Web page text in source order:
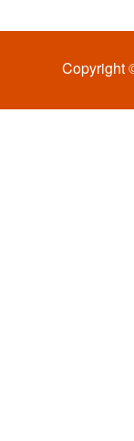
Copyright